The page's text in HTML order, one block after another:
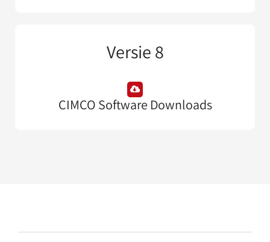
Versie 8
CIMCO Software Downloads